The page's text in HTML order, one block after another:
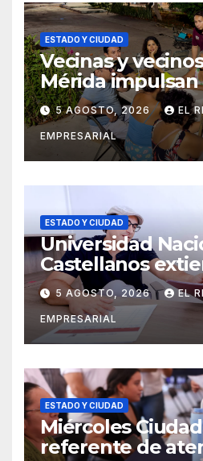
ESTADO Y CIUDAD
Vecinas y
Mérida impulsan
recuperación de
comunitarios
5 AGOSTO, 2026 EL
EMPRESARIAL
ESTADO Y CIUDAD
Universidad
Castellanos
convocatoria de
de agosto
5 AGOSTO, 2026 EL
EMPRESARIAL
ESTADO Y CIUDAD
Miércoles
referente de